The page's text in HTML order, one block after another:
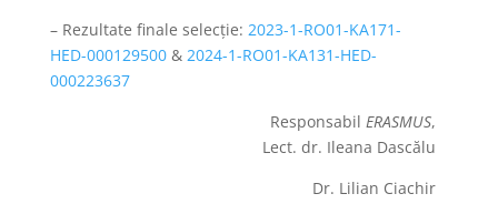
– Rezultate finale selecție: 2023-1-RO01-KA171-
HED-000129500& 2024-1-RO01-KA131-HED-
000223637
Responsabil ERASMUS,
Lect. dr. Ileana Dascălu
Dr. Lilian Ciachir